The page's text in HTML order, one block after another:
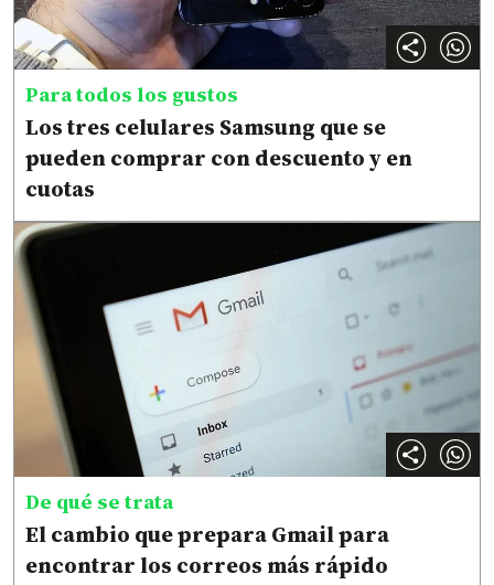
Para todos los gustos
Los tres celulares Samsung que se
pueden comprar con descuento y en
cuotas
De qué se trata
El cambio que prepara Gmail para
encontrar los correos más rápido